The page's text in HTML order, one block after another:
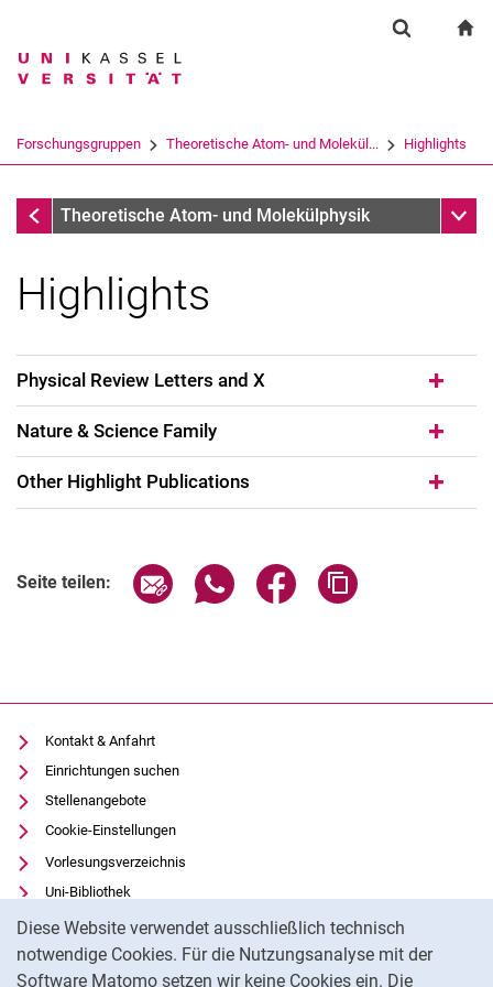
Springe direkt zu: Inhalt
Springe direkt zu: Suche
Springe direkt zu:
Diese Website verwendet ausschließlich technisch
notwendige Cookies. Für die Nutzungsanalyse mit der
Software Matomo setzen wir keine Cookies ein. Die
Suchbegriff
Suchen (öffnet externen Link in einem
Forschungsgruppen Theoretische Atom- und Molekül... Highlights
Forschungsgruppen
Theoretische Atom- und Molekülphysik
Highlights
Physical Review Letters and X
Nature & Science Family
Other Highlight Publications
Seite teilen: Seite über E-Mail teilen
Seite über WhatsApp teilen
Seite über Facebook
Kontakt & Anfahrt
Einrichtungen suchen
Stellenangebote
Cookie-Einstellungen
Vorlesungsverzeichnis
Uni-Bibliothek
Moodle
Panopto
Datenschutz